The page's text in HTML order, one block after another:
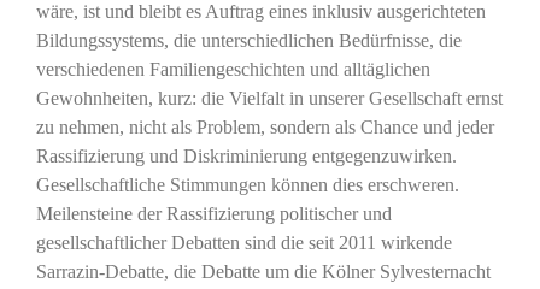
wäre, ist und bleibt es Auftrag eines inklusiv ausgerichteten
Bildungssystems, die unterschiedlichen Bedürfnisse, die
verschiedenen Familiengeschichten und alltäglichen
Gewohnheiten, kurz: die Vielfalt in unserer Gesellschaft ernst
zu nehmen, nicht als Problem, sondern als Chance und jeder
Rassifizierung und Diskriminierung entgegenzuwirken.
Gesellschaftliche Stimmungen können dies erschweren.
Meilensteine der Rassifizierung politischer und
gesellschaftlicher Debatten sind die seit 2011 wirkende
Sarrazin-Debatte, die Debatte um die Kölner Sylvesternacht